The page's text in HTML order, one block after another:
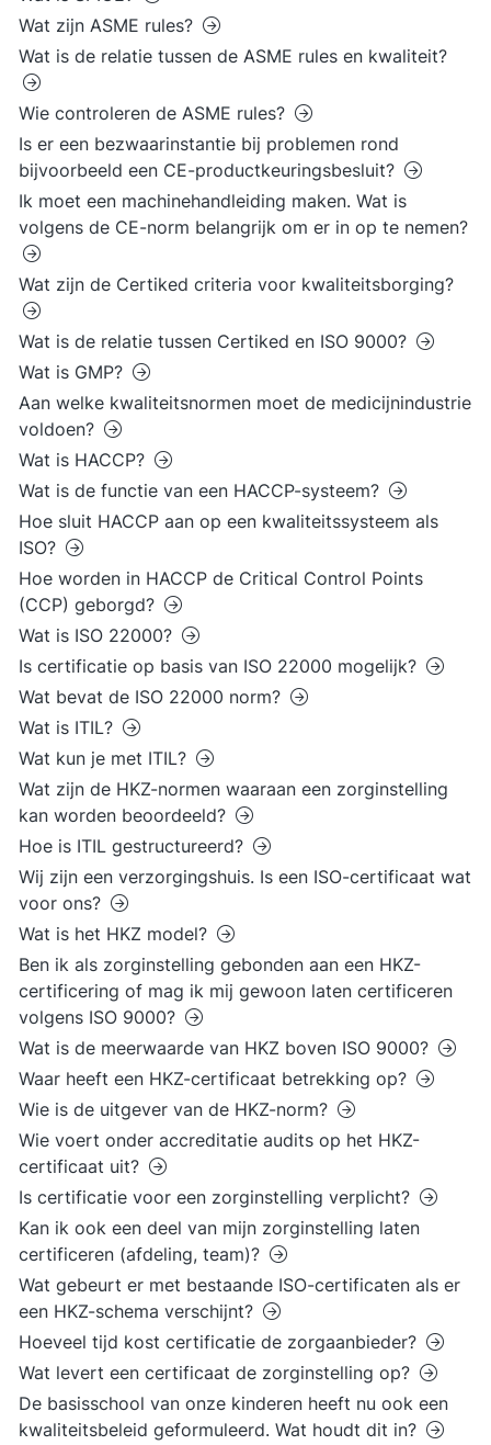
Wat zijn ASME rules?
Wat is de relatie tussen de ASME rules en kwaliteit?
Wie controleren de ASME rules?
Is er een bezwaarinstantie bij problemen rond
bijvoorbeeld een CE-productkeuringsbesluit?
Ik moet een machinehandleiding maken. Wat is
volgens de CE-norm belangrijk om er in op te nemen?
Wat zijn de Certiked criteria voor kwaliteitsborging?
Wat is de relatie tussen Certiked en ISO 9000?
Wat is GMP?
Aan welke kwaliteitsnormen moet de medicijnindustrie
voldoen?
Wat is HACCP?
Wat is de functie van een HACCP-systeem?
Hoe sluit HACCP aan op een kwaliteitssysteem als
ISO?
Hoe worden in HACCP de Critical Control Points
(CCP) geborgd?
Wat is ISO 22000?
Is certificatie op basis van ISO 22000 mogelijk?
Wat bevat de ISO 22000 norm?
Wat is ITIL?
Wat kun je met ITIL?
Wat zijn de HKZ-normen waaraan een zorginstelling
kan worden beoordeeld?
Hoe is ITIL gestructureerd?
Wij zijn een verzorgingshuis. Is een ISO-certificaat wat
voor ons?
Wat is het HKZ model?
Ben ik als zorginstelling gebonden aan een HKZ-
certificering of mag ik mij gewoon laten certificeren
volgens ISO 9000?
Wat is de meerwaarde van HKZ boven ISO 9000?
Waar heeft een HKZ-certificaat betrekking op?
Wie is de uitgever van de HKZ-norm?
Wie voert onder accreditatie audits op het HKZ-
certificaat uit?
Is certificatie voor een zorginstelling verplicht?
Kan ik ook een deel van mijn zorginstelling laten
certificeren (afdeling, team)?
Wat gebeurt er met bestaande ISO-certificaten als er
een HKZ-schema verschijnt?
Hoeveel tijd kost certificatie de zorgaanbieder?
Wat levert een certificaat de zorginstelling op?
De basisschool van onze kinderen heeft nu ook een
kwaliteitsbeleid geformuleerd. Wat houdt dit in?